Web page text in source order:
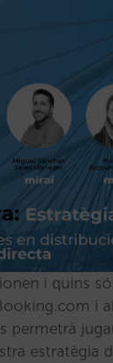
i quins
i
permetrà
estratègia